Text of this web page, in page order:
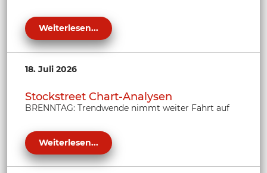
Weiterlesen...
18. Juli 2026
Stockstreet Chart-Analysen
BRENNTAG: Trendwende nimmt weiter Fahrt auf
Weiterlesen...